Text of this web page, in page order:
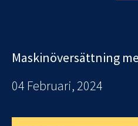
Maskinöversättning
04 Februari, 2024